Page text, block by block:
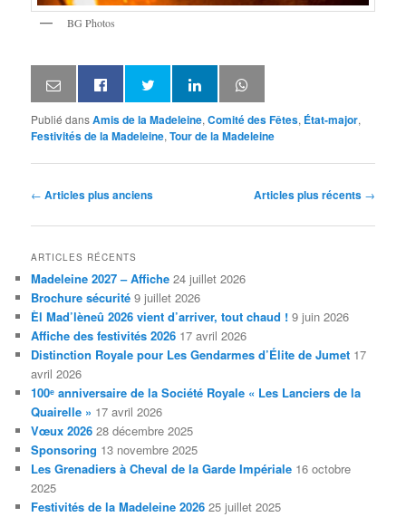
BG Photos
Publié dansAmis de la Madeleine,Comité des Fêtes, État-major,
Festivités de la Madeleine,Tour de la Madeleine
Navigation
articles
← Articles plus anciens Articles plus récents →
ARTICLES RÉCENTS
Madeleine 2027 – Affiche 24 juillet 2026
Brochure sécurité 9 juillet 2026
Èl Mad’lèneû 2026 vient d’arriver, tout chaud ! 9 juin 2026
Affiche des festivités 2026 17 avril 2026
Distinction Royale pour Les Gendarmes d’Élite de Jumet 17
avril 2026
100ᵉ anniversaire de la Société Royale « Les Lanciers de la
Quairelle » 17 avril 2026
Vœux 2026 28 décembre 2025
Sponsoring 13 novembre 2025
Les Grenadiers à Cheval de la Garde Impériale 16 octobre
2025
Festivités de la Madeleine 2026 25 juillet 2025